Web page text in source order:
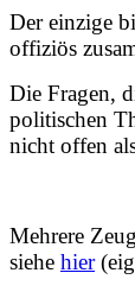
Der einzige
offiziös
Die Fragen,
politischen
nicht offen
Mehrere
siehe hier